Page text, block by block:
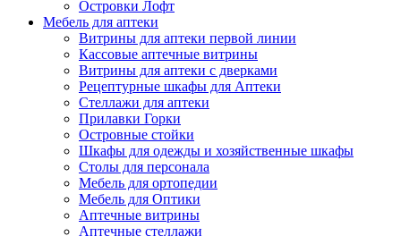
Островки Лофт
Мебель для аптеки
Витрины для аптеки первой линии
Кассовые аптечные витрины
Витрины для аптеки с дверками
Рецептурные шкафы для Аптеки
Стеллажи для аптеки
Прилавки Горки
Островные стойки
Шкафы для одежды и хозяйственные шкафы
Столы для персонала
Мебель для ортопедии
Мебель для Оптики
Аптечные витрины
Аптечные стеллажи